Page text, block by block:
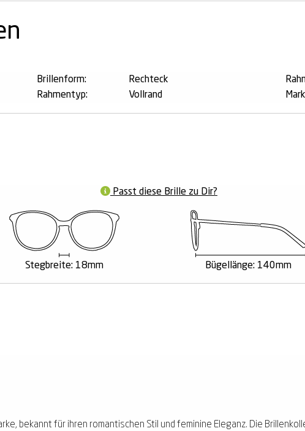
Brillenform:
Rechteck
Rahmentyp:
Vollrand
Passt diese Brille zu Dir?
Stegbreite: 18mm Bügellänge: 140mm
bekannt für ihren romantischen Stil und feminine Eleganz. Die